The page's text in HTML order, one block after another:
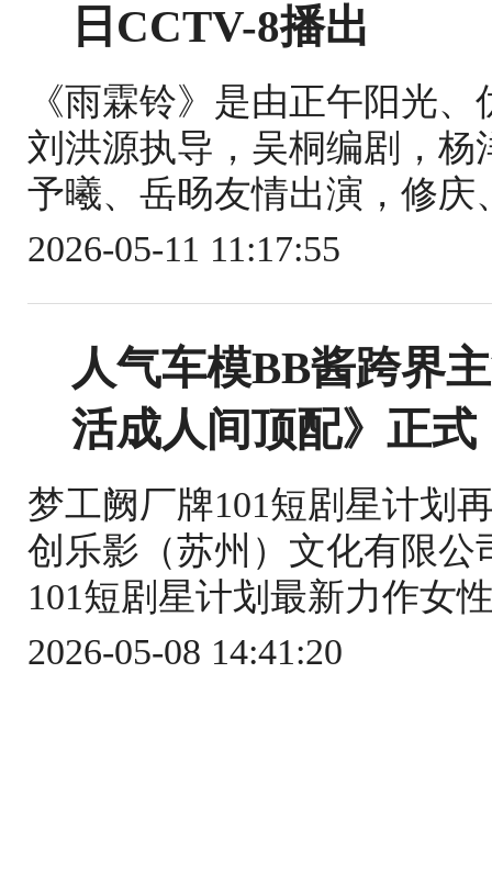
日CCTV-8播出
《雨霖铃》是由正午阳光
刘洪源执导，吴桐编剧，
予曦、岳旸友情出演，修
2026-05-11 11:17:55
人气车模BB酱跨界
活成人间顶配》正式
梦工阙厂牌101短剧星计划
创乐影（苏州）文化有限
101短剧星计划最新力作女
2026-05-08 14:41:20